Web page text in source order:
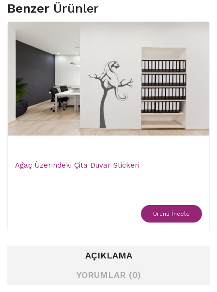
Benzer Ürünler
Ağaç Üzerindeki Çita Duvar Stickeri
Ürünü İncele
AÇIKLAMA
YORUMLAR (0)